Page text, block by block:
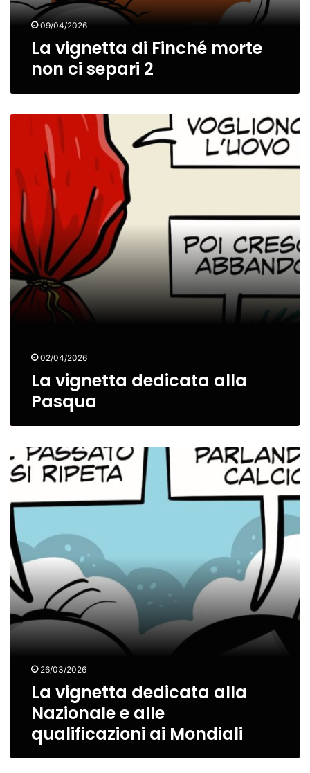
2
09/04/2026
La vignetta di Finché morte
non ci separi 2
dedicata
02/04/2026
La vignetta dedicata alla
Pasqua
vignetta
dedicata
Nazionale
e
alle
qualificazioni
ai
Mondiali
26/03/2026
La vignetta dedicata alla
Nazionale e alle
qualificazioni ai Mondiali